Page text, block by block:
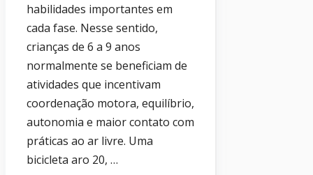
habilidades importantes em
cada fase. Nesse sentido,
crianças de 6 a 9 anos
normalmente se beneficiam de
atividades que incentivam
coordenação motora, equilíbrio,
autonomia e maior contato com
práticas ao ar livre. Uma
bicicleta aro 20, …